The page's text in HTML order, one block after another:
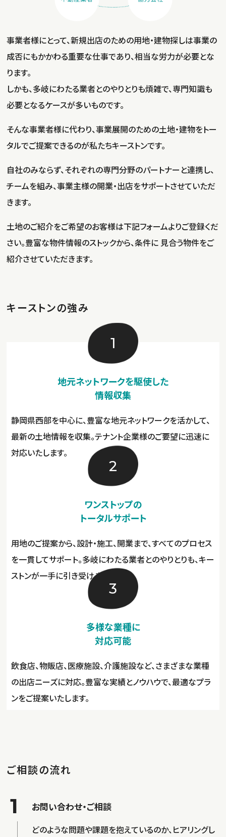
事業者様にとって、新規出店のための用地・建物探しは事業の
成否にもかかわる重要な仕事であり、相当な労力が必要とな
ります。
しかも、多岐にわたる業者とのやりとりも煩雑で、専門知識も
必要となるケースが多いものです。
そんな事業者様に代わり、事業展開のための土地・建物をトー
タルでご提案できるのが私たちキーストンです。
自社のみならず、それぞれの専門分野のパートナーと連携し、
チームを組み、事業主様の開業・出店をサポートさせていただ
きます。
土地のご紹介をご希望のお客様は下記フォームよりご登録くだ
さい。豊富な物件情報のストックから、条件に 見合う物件をご
紹介させていただきます。
キーストンの強み
1
地元ネットワークを駆使した
情報収集
静岡県西部を中心に、豊富な地元ネットワークを活かして、
最新の土地情報を収集。テナント企業様のご要望に迅速に
対応いたします。
2
ワンストップの
トータルサポート
用地のご提案から、設計・施工、開業まで、すべてのプロセス
を一貫してサポート。多岐にわたる業者とのやりとりも、キー
ストンが一手に引き受けます。
3
多様な業種に
対応可能
飲食店、物販店、医療施設、介護施設など、さまざまな業種
の出店ニーズに対応。豊富な実績とノウハウで、最適なプラ
ンをご提案いたします。
ご相談の流れ
1 お問い合わせ・ご相談
どのような問題や課題を抱えているのか、ヒアリングし